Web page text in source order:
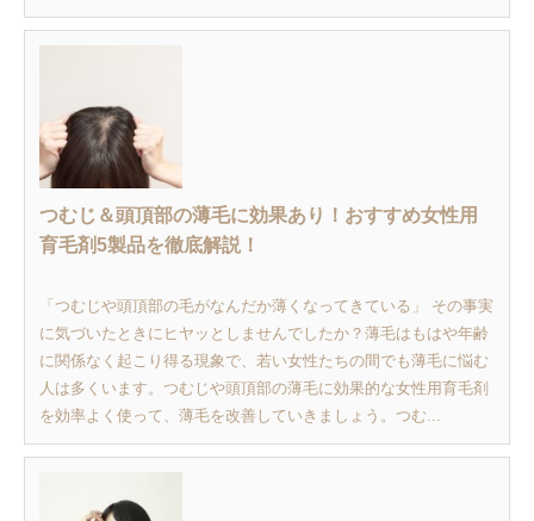
つむじ＆頭頂部の薄毛に効果あり！おすすめ女性用
育毛剤5製品を徹底解説！
「つむじや頭頂部の毛がなんだか薄くなってきている」 その事実
に気づいたときにヒヤッとしませんでしたか？薄毛はもはや年齢
に関係なく起こり得る現象で、若い女性たちの間でも薄毛に悩む
人は多くいます。つむじや頭頂部の薄毛に効果的な女性用育毛剤
を効率よく使って、薄毛を改善していきましょう。つむ...